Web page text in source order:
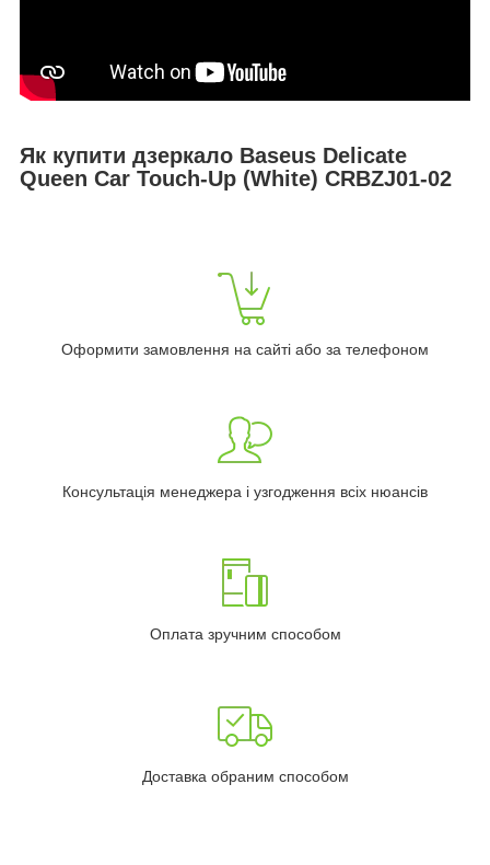
Як купити дзеркало Baseus Delicate
Queen Car Touch-Up (White) CRBZJ01-02
Оформити замовлення на сайті або за телефоном
Консультація менеджера і узгодження всіх нюансів
Оплата зручним способом
Доставка обраним способом